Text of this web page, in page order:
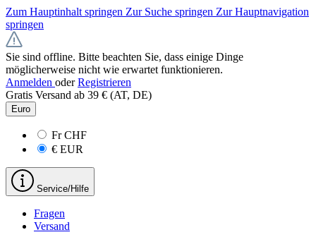
Zum Hauptinhalt springen Zur Suche springen Zur Hauptnavigation
springen
Sie sind offline. Bitte beachten Sie, dass einige Dinge
möglicherweise nicht wie erwartet funktionieren.
Anmelden oder Registrieren
Gratis Versand ab 39 € (AT, DE)
Euro
FrCHF
€ EUR
Service/Hilfe
Fragen
Versand